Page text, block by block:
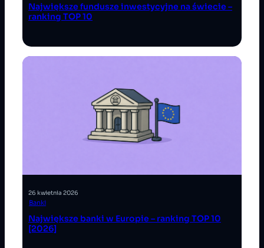
Największe fundusze inwestycyjne na świecie –
ranking TOP 10
26 kwietnia 2026
Banki
Największe banki w Europie – ranking TOP 10
[2026]